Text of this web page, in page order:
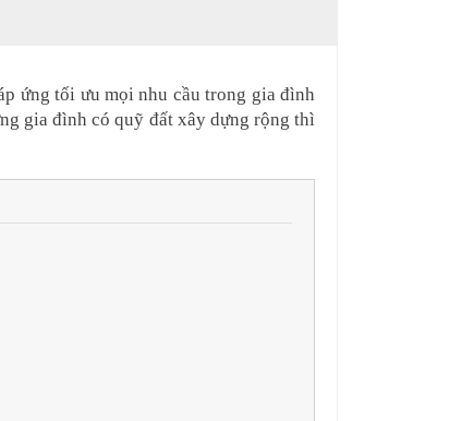
ứng tối ưu mọi nhu cầu trong gia đình
gia đình có quỹ đất xây dựng rộng thì